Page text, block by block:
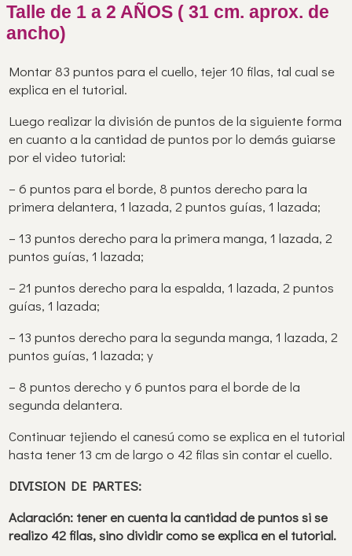
Talle de 1 a 2 AÑOS ( 31 cm. aprox. de
ancho)
Montar 83 puntos para el cuello, tejer 10 filas, tal cual se
explica en el tutorial.
Luego realizar la división de puntos de la siguiente forma
en cuanto a la cantidad de puntos por lo demás guiarse
por el video tutorial:
– 6 puntos para el borde, 8 puntos derecho para la
primera delantera, 1 lazada, 2 puntos guías, 1 lazada;
– 13 puntos derecho para la primera manga, 1 lazada, 2
puntos guías, 1 lazada;
– 21 puntos derecho para la espalda, 1 lazada, 2 puntos
guías, 1 lazada;
– 13 puntos derecho para la segunda manga, 1 lazada, 2
puntos guías, 1 lazada; y
– 8 puntos derecho y 6 puntos para el borde de la
segunda delantera.
Continuar tejiendo el canesú como se explica en el tutorial
hasta tener 13 cm de largo o 42 filas sin contar el cuello.
DIVISION DE PARTES:
Aclaración: tener en cuenta la cantidad de puntos si se
realizo 42 filas, sino dividir como se explica en el tutorial.